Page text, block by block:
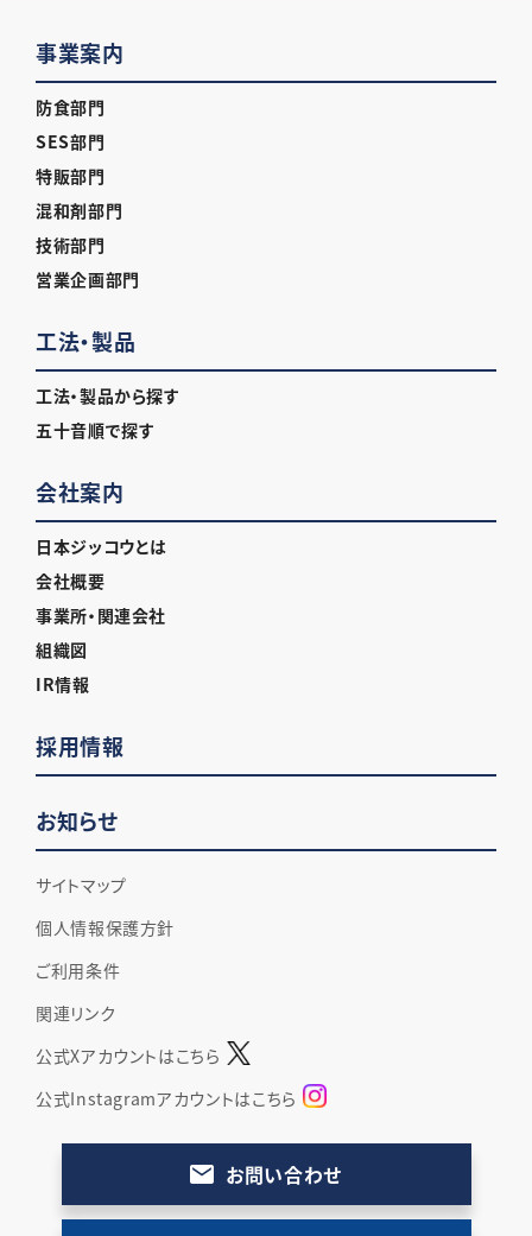
事業案内
防食部門
SES部門
特販部門
混和剤部門
技術部門
営業企画部門
工法・製品
工法・製品から探す
五十音順で探す
会社案内
日本ジッコウとは
会社概要
事業所・関連会社
組織図
IR情報
採用情報
お知らせ
サイトマップ
個人情報保護方針
ご利用条件
関連リンク
公式Xアカウントはこちら
公式Instagramアカウントはこちら
お問い合わせ